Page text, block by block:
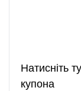
Натисніть
купона